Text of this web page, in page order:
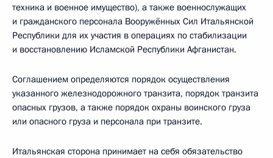
техника и военное имущество), а также военнослужащих
и гражданского персонала Вооружённых Сил Итальянской
Республики для их участия в операциях по стабилизации
и восстановлению Исламской Республики Афганистан.
Соглашением определяются порядок осуществления
указанного железнодорожного транзита, порядок транзита
опасных грузов, а также порядок охраны воинского груза
или опасного груза и персонала при транзите.
Итальянская сторона принимает на себя обязательство